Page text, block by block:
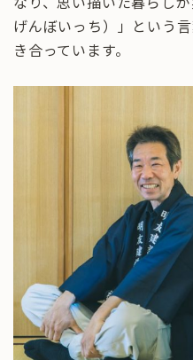
げんぼいっち）」という
き合っています。